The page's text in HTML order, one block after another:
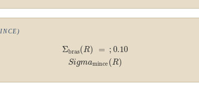
Σbras(R) = ; 0.10
Sigmamince (R)